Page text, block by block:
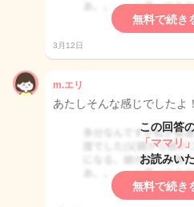
無料で続き
3月12日
m.エリ
あたしそんな感じでしたよ
この回答
「ママリ
お読みい
無料で続き